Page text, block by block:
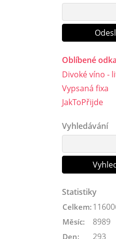
Oblíbené
Divoké víno -
Vypsaná fixa
JakToPřijde
Vyhledávání
Statistiky
Celkem:
Měsíc: 8989
Den: 293